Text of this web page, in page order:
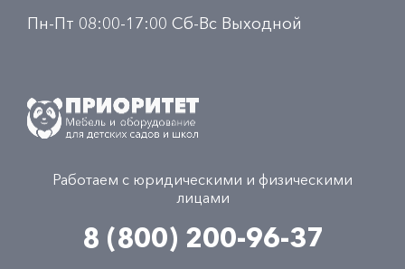
Пн-Пт 08:00-17:00 Сб-Вс Выходной
Работаем с юридическими и физическими
лицами
8 (800) 200-96-37